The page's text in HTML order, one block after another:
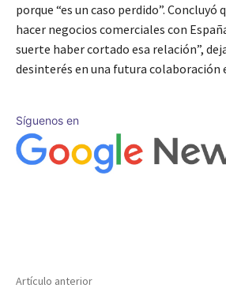
porque “es un caso perdido”. Concluyó
hacer negocios comerciales con
suerte haber cortado esa relación”,
desinterés en una futura colaboración
Síguenos en
Artículo anterior